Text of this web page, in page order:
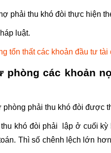
phải thu khó đòi thực hiện
luật.
tổn thất các khoản đầu tư tài
phòng các khoản
phải thu khó đòi được
khó đòi phải lập ở cuối
Thì số chênh lệch lớn